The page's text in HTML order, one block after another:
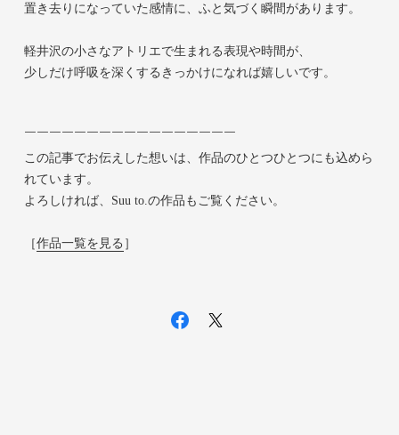
置き去りになっていた感情に、ふと気づく瞬間があります。
軽井沢の小さなアトリエで生まれる表現や時間が、
少しだけ呼吸を深くするきっかけになれば嬉しいです。
￣￣￣￣￣￣￣￣￣￣￣￣￣￣￣￣￣
この記事でお伝えした想いは、作品のひとつひとつにも込めら
れています。
よろしければ、Suu to.の作品もご覧ください。
［作品一覧を見る ］